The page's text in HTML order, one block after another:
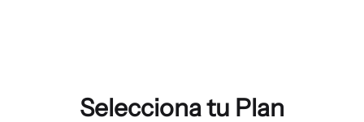
de almacenamiento. Esto limita tu
capacidad de escalar tu
Selecciona tu Plan